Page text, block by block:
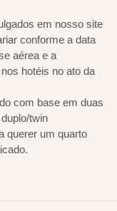
em nosso site
conforme a data
aérea e a
hotéis no ato da
com base em duas
twin
querer um quarto